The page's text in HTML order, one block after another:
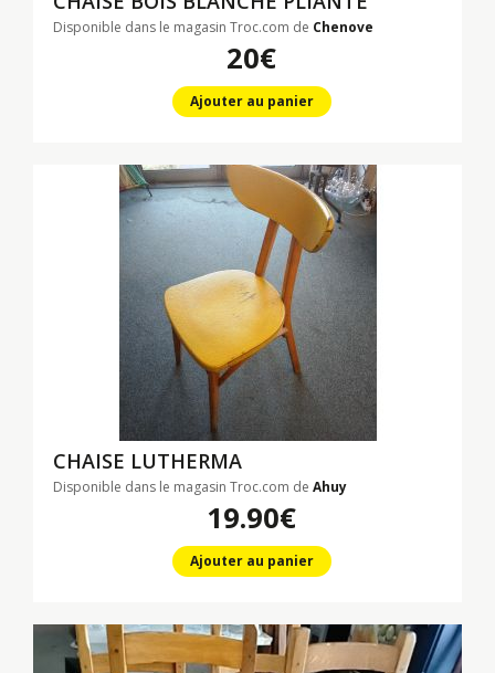
Disponible dans le magasin Troc.com de Chenove
20€
Ajouter au panier
CHAISE LUTHERMA
Disponible dans le magasin Troc.com de Ahuy
19.90€
Ajouter au panier